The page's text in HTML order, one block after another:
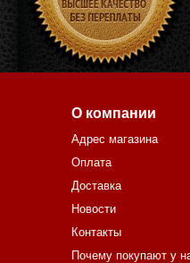
О компании
Адрес магазина
Оплата
Доставка
Новости
Контакты
Почему покупают у